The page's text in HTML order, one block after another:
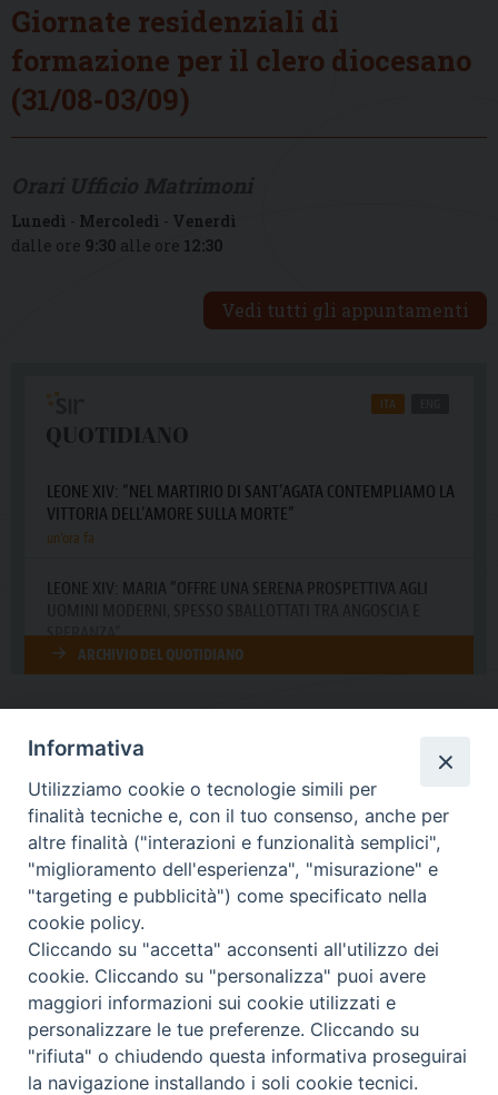
Giornate residenziali di
formazione per il clero diocesano
(31/08-03/09)
Lunedì - Mercoledì - Venerdì
dalle ore 9:30 alle ore 12:30
Vedi tutti gli appuntamenti
DIOCESI SUBURBICARIA DI ALBANO
Contatti:Tel.: 06.93268401 - Fax.: 06.9323844
E-mail:curia@diocesidialbano.it
Orari: dal Lunedì al Venerdì Ore: 9:00 - 13:00
Lunedì, Mercoledì e Venerdì, Ore 9:30 - 12:30
Diocesi Suburbicaria di Albano
Copyright © 2021
Informativa
Utilizziamo cookie o tecnologie simili per
finalità tecniche e, con il tuo consenso, anche per
altre finalità ("interazioni e funzionalità semplici",
"miglioramento dell'esperienza", "misurazione" e
"targeting e pubblicità") come specificato nella
cookie policy.
Cliccando su "accetta" acconsenti all'utilizzo dei
cookie. Cliccando su "personalizza" puoi avere
maggiori informazioni sui cookie utilizzati e
personalizzare le tue preferenze. Cliccando su
"rifiuta" o chiudendo questa informativa proseguirai
la navigazione installando i soli cookie tecnici.